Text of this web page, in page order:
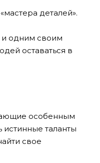
деталей».
одним своим
оставаться в
особенным
таланты
свое